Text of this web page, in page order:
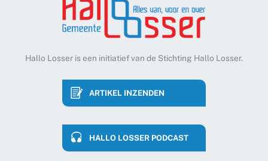
Hallo Losser is een initiatief van de Stichting Hallo Losser.
ARTIKEL INZENDEN
HALLO LOSSER PODCAST